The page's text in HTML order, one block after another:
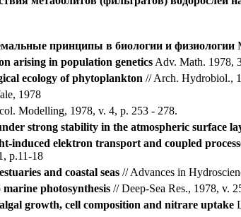
принципы в биологии и физиологии
arising in population geneticsAdv. Math. 1978,
ecology of phytoplankton // Arch. Hydrobiol.,
1978
Modelling, 1978, v. 4, p. 253 - 278.
strong stability in the atmospheric surface
induced elektron transport and coupled
p.11-18
and coastal seas // Advances in
photosynthesis // Deep-Sea Res., 1978, v.
growth, cell composition and nitrare uptake